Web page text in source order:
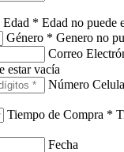
Edad * Edad no puede
Género * Genero no
Correo
estar vacía
Número
Tiempo de Compra *
Fecha